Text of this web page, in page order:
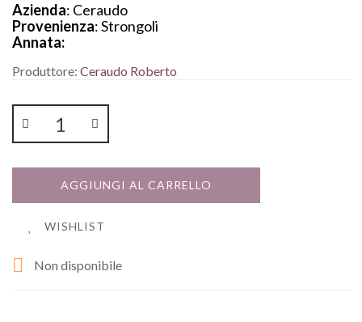
Azienda: Ceraudo
Provenienza: Strongoli
Annata:
Produttore: Ceraudo Roberto
AGGIUNGI AL CARRELLO
WISHLIST
 Non disponibile